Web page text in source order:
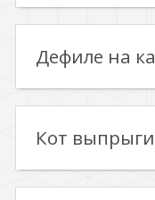
Дефиле на
Кот